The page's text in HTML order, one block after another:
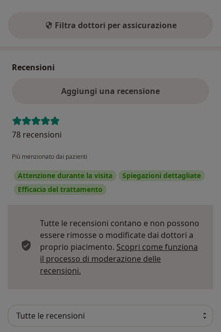
Filtra dottori per assicurazione
Recensioni
Aggiungi una recensione
78 recensioni
Più menzionato dai pazienti
Attenzione durante la visita
Spiegazioni dettagliate
Efficacia del trattamento
Tutte le recensioni contano e non possono
essere rimosse o modificate dai dottori a
proprio piacimento. Scopri come funziona
il processo di moderazione delle
recensioni.